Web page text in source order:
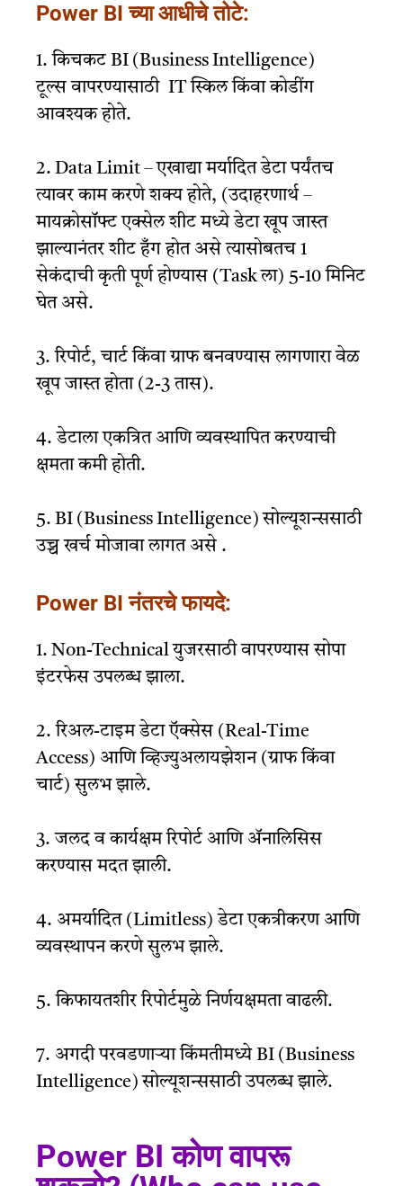
Power BI च्या आधीचे तोटे:
1. किचकट BI (Business Intelligence)
टूल्स वापरण्यासाठी IT स्किल किंवा कोडींग
आवश्यक होते.
2. Data Limit – एखाद्या मर्यादित डेटा पर्यंतच
त्यावर काम करणे शक्य होते, (उदाहरणार्थ –
मायक्रोसॉफ्ट एक्सेल शीट मध्ये डेटा खूप जास्त
झाल्यानंतर शीट हँग होत असे त्यासोबतच 1
सेकंदाची कृती पूर्ण होण्यास (Task ला) 5-10 मिनिट
घेत असे.
3. रिपोर्ट, चार्ट किंवा ग्राफ बनवण्यास लागणारा वेळ
खूप जास्त होता (2-3 तास).
4. डेटाला एकत्रित आणि व्यवस्थापित करण्याची
क्षमता कमी होती.
5. BI (Business Intelligence) सोल्यूशन्ससाठी
उच्च खर्च मोजावा लागत असे .
Power BI नंतरचे फायदे:
1. Non-Technical युजरसाठी वापरण्यास सोपा
इंटरफेस उपलब्ध झाला.
2. रिअल-टाइम डेटा ऍक्सेस (Real-Time
Access) आणि व्हिज्युअलायझेशन (ग्राफ किंवा
चार्ट) सुलभ झाले.
3. जलद व कार्यक्षम रिपोर्ट आणि ॲनालिसिस
करण्यास मदत झाली.
4. अमर्यादित (Limitless) डेटा एकत्रीकरण आणि
व्यवस्थापन करणे सुलभ झाले.
5. किफायतशीर रिपोर्टमुळे निर्णयक्षमता वाढली.
7. अगदी परवडणाऱ्या किंमतीमध्ये BI (Business
Intelligence) सोल्यूशन्ससाठी उपलब्ध झाले.
Power BI कोण वापरू